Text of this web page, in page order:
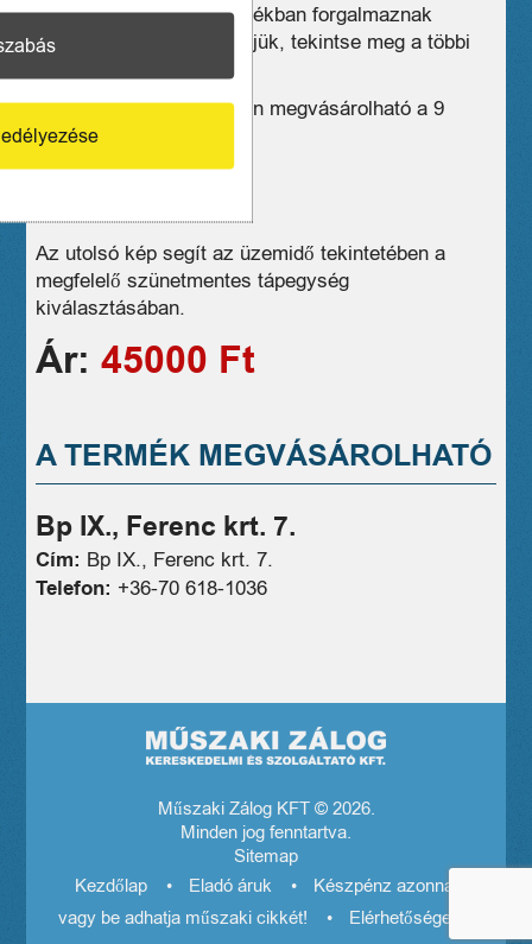
Üzleteink széles választékban forgalmaznak
hasonló eszközöket, kérjük, tekintse meg a többi
Budapesten személyesen megvásárolható a 9
kerületben.
3 hónap jótállás
06706181036
Az utolsó kép segít az üzemidő tekintetében a
megfelelő szünetmentes tápegység
kiválasztásában.
Ár:45000 Ft
A TERMÉK MEGVÁSÁROLHATÓ
Bp IX., Ferenc krt. 7.
Cím: Bp IX., Ferenc krt. 7.
Telefon: +36-70 618-1036
Műszaki Zálog KFT © 2026.
Minden jog fenntartva.
Sitemap
Kezdőlap
Eladó áruk
Készpénz azonnal! El
vagy be adhatja műszaki cikkét!
Elérhetőségeink